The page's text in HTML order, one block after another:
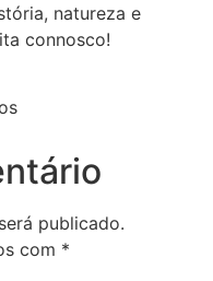
natureza e
connosco!
publicado.
com *